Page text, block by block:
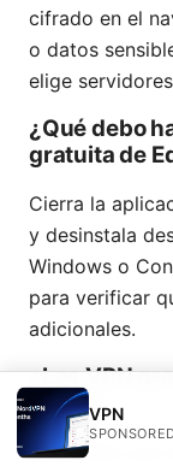
cifrado en el
o datos
elige
¿Qué debo
gratuita de
Cierra la
y desinstala
Windows o
para verificar
adicionales.
¿Las VPN
datos?
Es posible que
VPN